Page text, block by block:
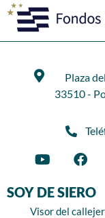
Plaza
33510 -
SOY DE SIERO
Visor del